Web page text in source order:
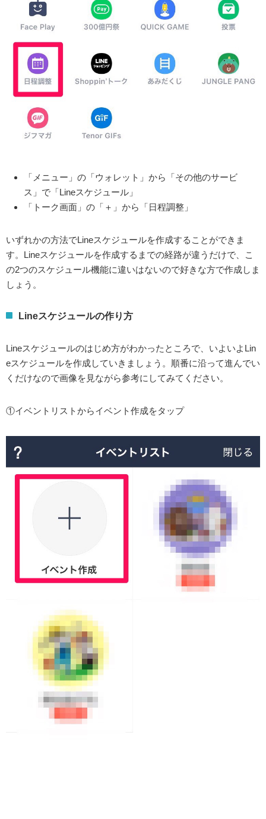
「メニュー」の「ウォレット」から「その他のサービ
ス」で「Lineスケジュール」
「トーク画面」の「＋」から「日程調整」
いずれかの方法でLineスケジュールを作成することができま
す。Lineスケジュールを作成するまでの経路が違うだけで、こ
の2つのスケジュール機能に違いはないので好きな方で作成しま
しょう。
Lineスケジュールの作り方
Lineスケジュールのはじめ方がわかったところで、いよいよLin
eスケジュールを作成していきましょう。順番に沿って進んでい
くだけなので画像を見ながら参考にしてみてください。
①イベントリストからイベント作成をタップ